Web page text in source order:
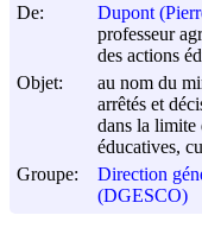
De:
Dupont
professeur
des actions
Objet:
au nom du
arrêtés et
dans la limite
éducatives,
Groupe:
Direction
(DGESCO)